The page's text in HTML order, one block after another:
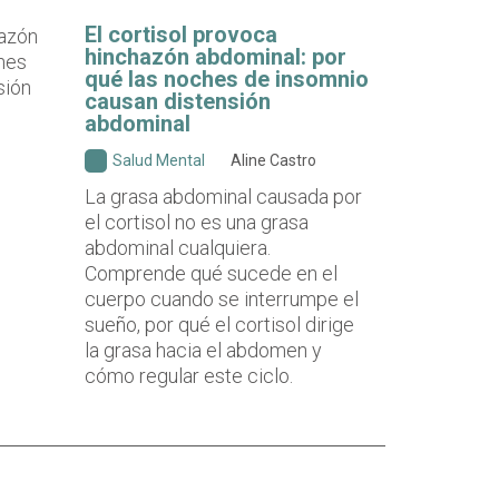
El cortisol provoca
hinchazón abdominal: por
qué las noches de insomnio
causan distensión
abdominal
Salud Mental Aline Castro
La grasa abdominal causada por
el cortisol no es una grasa
abdominal cualquiera.
Comprende qué sucede en el
cuerpo cuando se interrumpe el
sueño, por qué el cortisol dirige
la grasa hacia el abdomen y
cómo regular este ciclo.